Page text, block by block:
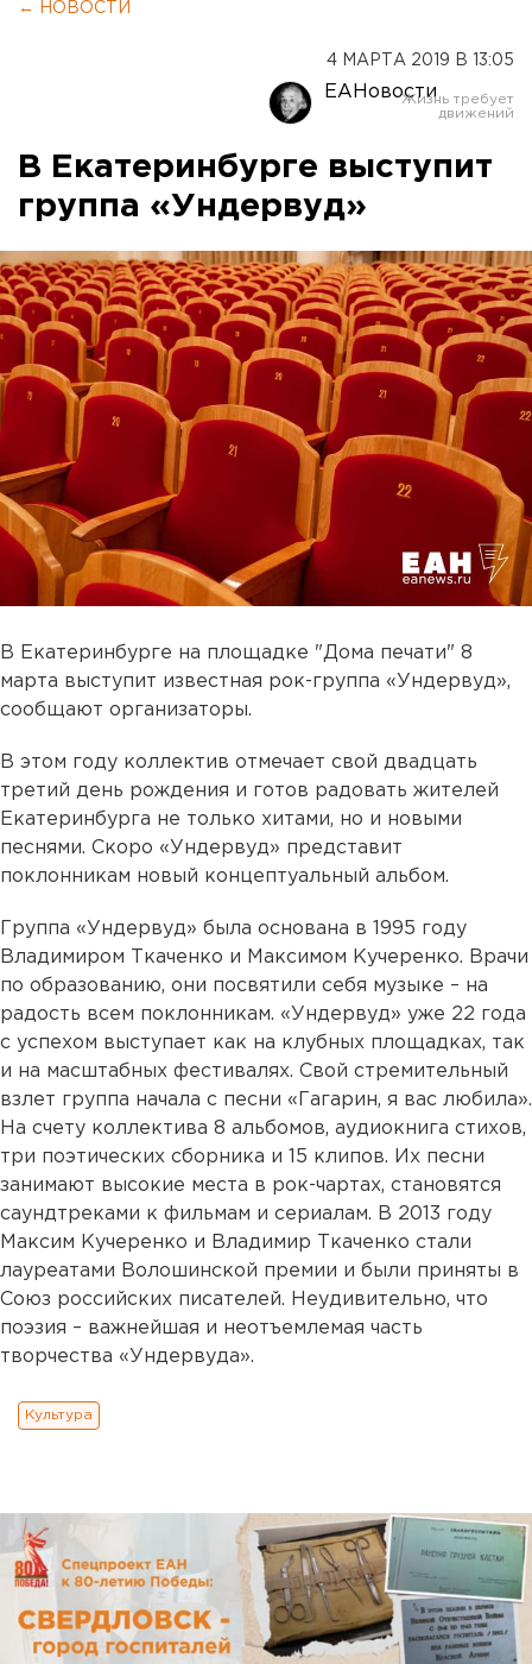
← НОВОСТИ
4 МАРТА 2019 В 13:05
ЕАНовости
В Екатеринбурге выступит
группа «Ундервуд»
В Екатеринбурге на площадке "Дома печати" 8
марта выступит известная рок-группа «Ундервуд»,
сообщают организаторы.
В этом году коллектив отмечает свой двадцать
третий день рождения и готов радовать жителей
Екатеринбурга не только хитами, но и новыми
песнями. Скоро «Ундервуд» представит
поклонникам новый концептуальный альбом.
Группа «Ундервуд» была основана в 1995 году
Владимиром Ткаченко и Максимом Кучеренко. Врачи
по образованию, они посвятили себя музыке – на
радость всем поклонникам. «Ундервуд» уже 22 года
с успехом выступает как на клубных площадках, так
и на масштабных фестивалях. Свой стремительный
взлет группа начала с песни «Гагарин, я вас любила».
На счету коллектива 8 альбомов, аудиокнига стихов,
три поэтических сборника и 15 клипов. Их песни
занимают высокие места в рок-чартах, становятся
саундтреками к фильмам и сериалам. В 2013 году
Максим Кучеренко и Владимир Ткаченко стали
лауреатами Волошинской премии и были приняты в
Союз российских писателей. Неудивительно, что
поэзия – важнейшая и неотъемлемая часть
творчества «Ундервуда».
Культура